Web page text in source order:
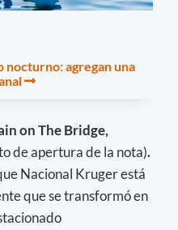
nocturno: agregan una
on The Bridge,
de apertura de la nota).
Nacional Kruger está
que se transformó en